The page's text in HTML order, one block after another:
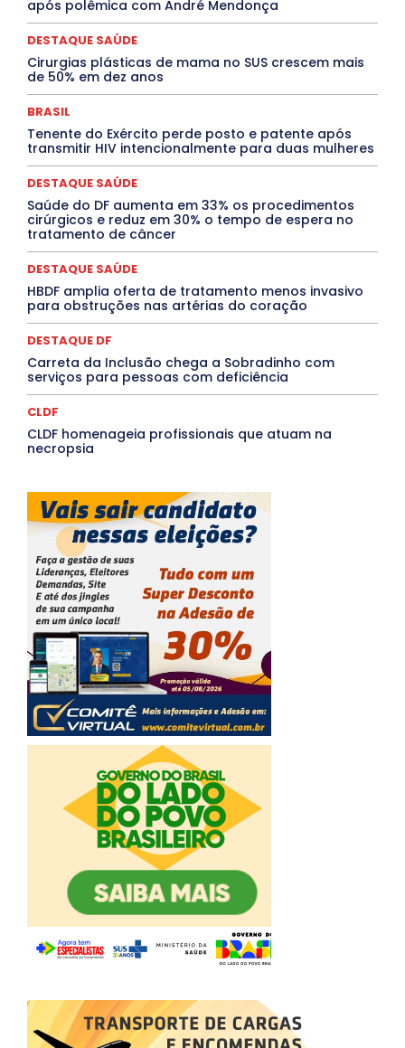
ELEIÇÕES EMPREGO E OPORTUNIDADES
Especial
Espírito Santo ESPORTE
ESTÁGIO
EVENTOS
Febre Oropouche
Goiás
INTELIGÊNCIA ARTIFICIAL
INTERNACIONAL
MEIO AMBIENTE
MÚSICA
O Plantonista Opinião Oropouche
Paraíba
Paraná Pernambuco Piauí
POLÍTICA
PROCESSO SELETIVO
PUBLIEDITORIAL
QUALIFICAÇÃO PROFISSIONAL
Rio de Janeiro
Rio Grande do Sul
Roraima
Santa Catarina
São Paulo SARAMPO
SAÚDE
Saúde Agora
TÁ FROID?
TEATRO TECNOLOGIA
TIC TAC
Mais
após polêmica com André Mendonça
DESTAQUE SAÚDE
Cirurgias plásticas de mama no SUS crescem mais
de 50% em dez anos
BRASIL
Tenente do Exército perde posto e patente após
transmitir HIV intencionalmente para duas mulheres
DESTAQUE SAÚDE
Saúde do DF aumenta em 33% os procedimentos
cirúrgicos e reduz em 30% o tempo de espera no
tratamento de câncer
DESTAQUE SAÚDE
HBDF amplia oferta de tratamento menos invasivo
para obstruções nas artérias do coração
DESTAQUE DF
Carreta da Inclusão chega a Sobradinho com
serviços para pessoas com deficiência
CLDF
CLDF homenageia profissionais que atuam na
necropsia